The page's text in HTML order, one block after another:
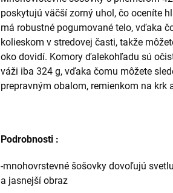
poskytujú väčší zorný uhol, čo oceníte
má robustné pogumované telo, vďaka
kolieskom v stredovej časti, takže
oko dovidí. Komory ďalekohľadu sú
váži iba 324 g, vďaka čomu môžete
prepravným obalom, remienkom na krk
Podrobnosti :
-mnohovrstevné šošovky dovoľujú
a jasnejší obraz